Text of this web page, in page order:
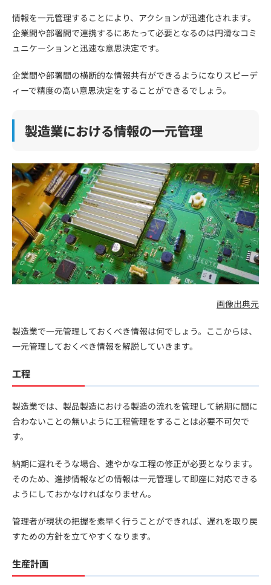
情報を一元管理することにより、アクションが迅速化されます。
企業間や部署間で連携するにあたって必要となるのは円滑なコミ
ュニケーションと迅速な意思決定です。
企業間や部署間の横断的な情報共有ができるようになりスピーデ
ィーで精度の高い意思決定をすることができるでしょう。
製造業における情報の一元管理
画像出典元
製造業で一元管理しておくべき情報は何でしょう。ここからは、
一元管理しておくべき情報を解説していきます。
工程
製造業では、製品製造における製造の流れを管理して納期に間に
合わないことの無いように工程管理をすることは必要不可欠で
す。
納期に遅れそうな場合、速やかな工程の修正が必要となります。
そのため、進捗情報などの情報は一元管理して即座に対応できる
ようにしておかなければなりません。
管理者が現状の把握を素早く行うことができれば、遅れを取り戻
すための方針を立てやすくなります。
生産計画